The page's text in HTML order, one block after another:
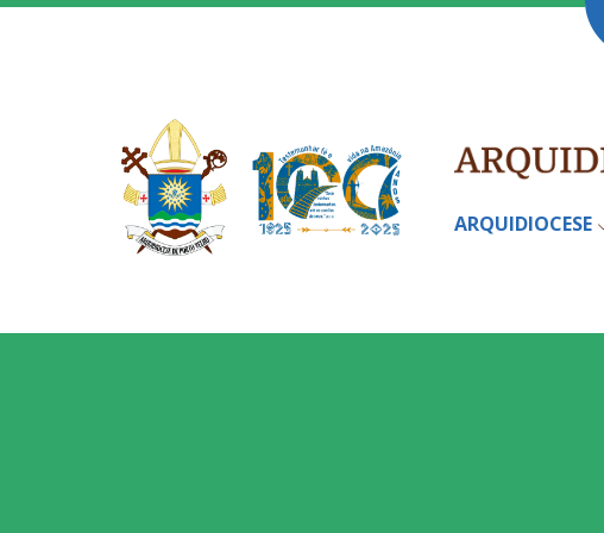
ARQUIDIOCESE